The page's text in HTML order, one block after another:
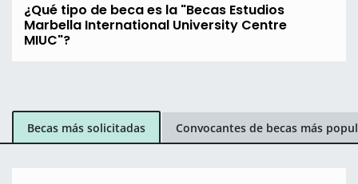
¿Qué tipo de beca es la "Becas Estudios
Marbella International University Centre
MIUC"?
Becas más solicitadas Convocantes de becas más